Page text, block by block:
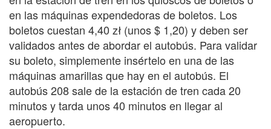
en las máquinas expendedoras de boletos. Los
boletos cuestan 4,40 zł (unos $ 1,20) y deben ser
validados antes de abordar el autobús. Para validar
su boleto, simplemente insértelo en una de las
máquinas amarillas que hay en el autobús. El
autobús 208 sale de la estación de tren cada 20
minutos y tarda unos 40 minutos en llegar al
aeropuerto.